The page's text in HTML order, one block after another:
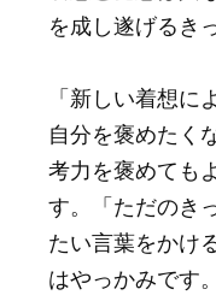
を成し遂げるき
「新しい着想に
自分を褒めたく
考力を褒めても
す。「ただのき
たい言葉をかけ
はやっかみです